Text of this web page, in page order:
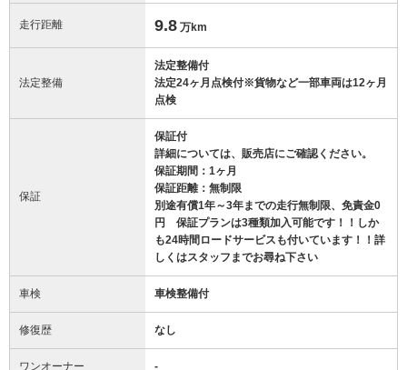
走行距離 9.8 万km
法定整備
法定整備付
法定24ヶ月点検付※貨物など一部車両は12ヶ月
点検
保証
保証付
詳細については、販売店にご確認ください。
保証期間：1ヶ月
保証距離：無制限
別途有償1年～3年までの走行無制限、免責金0
円 保証プランは3種類加入可能です！！しか
も24時間ロードサービスも付いています！！詳
しくはスタッフまでお尋ね下さい
車検 車検整備付
修復歴 なし
ワンオーナー -